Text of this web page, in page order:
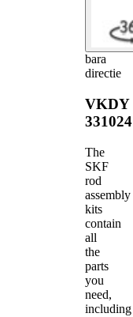
bara
directie
VKDY
331024
The
SKF
rod
assembly
kits
contain
all
the
parts
you
need,
including